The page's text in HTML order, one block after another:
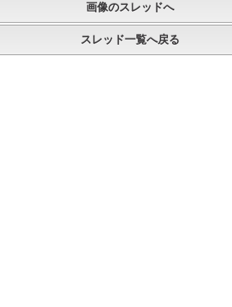
画像のスレッドへ
スレッド一覧へ戻る